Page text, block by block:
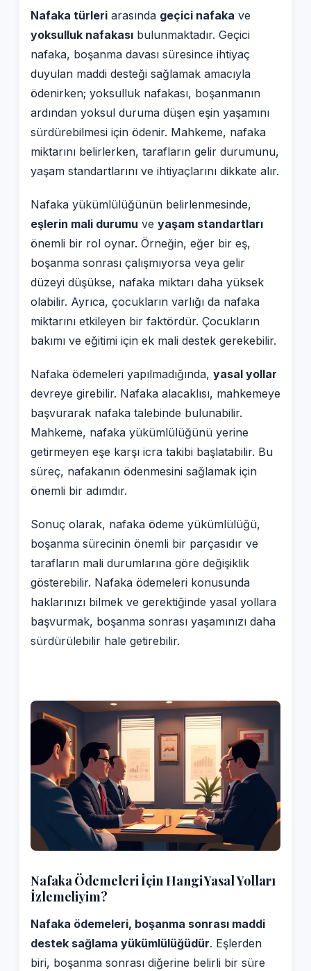
Nafaka türleri arasında geçici nafaka ve
yoksulluk nafakası bulunmaktadır. Geçici
nafaka, boşanma davası süresince ihtiyaç
duyulan maddi desteği sağlamak amacıyla
ödenirken; yoksulluk nafakası, boşanmanın
ardından yoksul duruma düşen eşin yaşamını
sürdürebilmesi için ödenir. Mahkeme, nafaka
miktarını belirlerken, tarafların gelir durumunu,
yaşam standartlarını ve ihtiyaçlarını dikkate alır.
Nafaka yükümlülüğünün belirlenmesinde,
eşlerin mali durumu ve yaşam standartları
önemli bir rol oynar. Örneğin, eğer bir eş,
boşanma sonrası çalışmıyorsa veya gelir
düzeyi düşükse, nafaka miktarı daha yüksek
olabilir. Ayrıca, çocukların varlığı da nafaka
miktarını etkileyen bir faktördür. Çocukların
bakımı ve eğitimi için ek mali destek gerekebilir.
Nafaka ödemeleri yapılmadığında, yasal yollar
devreye girebilir. Nafaka alacaklısı, mahkemeye
başvurarak nafaka talebinde bulunabilir.
Mahkeme, nafaka yükümlülüğünü yerine
getirmeyen eşe karşı icra takibi başlatabilir. Bu
süreç, nafakanın ödenmesini sağlamak için
önemli bir adımdır.
Sonuç olarak, nafaka ödeme yükümlülüğü,
boşanma sürecinin önemli bir parçasıdır ve
tarafların mali durumlarına göre değişiklik
gösterebilir. Nafaka ödemeleri konusunda
haklarınızı bilmek ve gerektiğinde yasal yollara
başvurmak, boşanma sonrası yaşamınızı daha
sürdürülebilir hale getirebilir.
Nafaka Ödemeleri İçin Hangi Yasal Yolları
İzlemeliyim?
Nafaka ödemeleri, boşanma sonrası maddi
destek sağlama yükümlülüğüdür. Eşlerden
biri, boşanma sonrası diğerine belirli bir süre